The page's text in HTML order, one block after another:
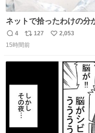
ネットで拾ったわけの分
ていくw
返
信
4
リ
ポ
127
い
2,053
15時間前